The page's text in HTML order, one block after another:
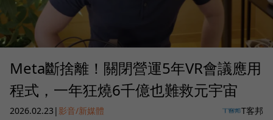
Meta斷捨離！關閉營運5年VR會議應用
程式，一年狂燒6千億也難救元宇宙
2026.02.23 | 影音/新媒體 T客邦